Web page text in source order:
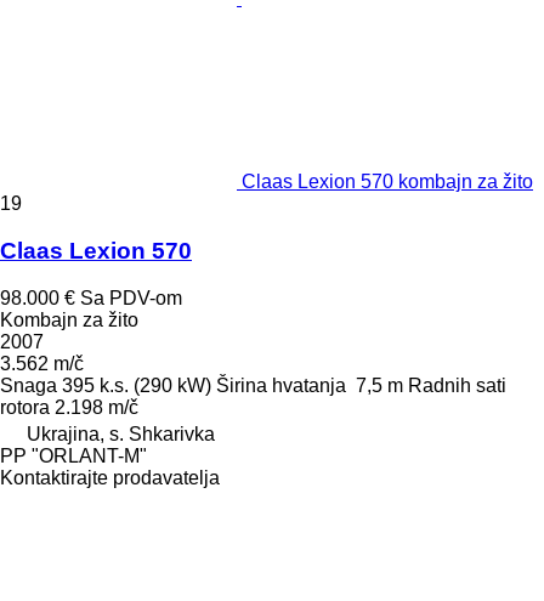
Claas Lexion 570 kombajn za žito
19
Claas Lexion 570
98.000 € Sa PDV-om
Kombajn za žito
2007
3.562 m/č
Snaga 395 k.s. (290 kW) Širina hvatanja 7,5 m Radnih sati
rotora 2.198 m/č
Ukrajina, s. Shkarivka
PP "ORLANT-M"
Kontaktirajte prodavatelja